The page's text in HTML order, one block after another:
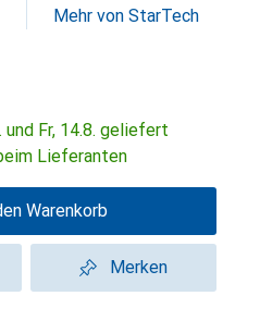
Mehr von StarTech
und Fr, 14.8. geliefert
Lieferanten
Warenkorb
Merken